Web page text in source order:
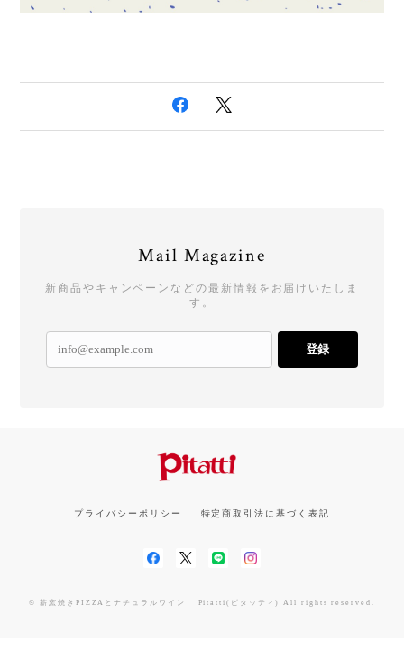
Mail Magazine
新商品やキャンペーンなどの最新情報をお届けいたしま
す。
登録
プライバシーポリシー 特定商取引法に基づく表記
© 薪窯焼きPIZZAとナチュラルワイン Pitatti(ピタッティ) All rights reserved.